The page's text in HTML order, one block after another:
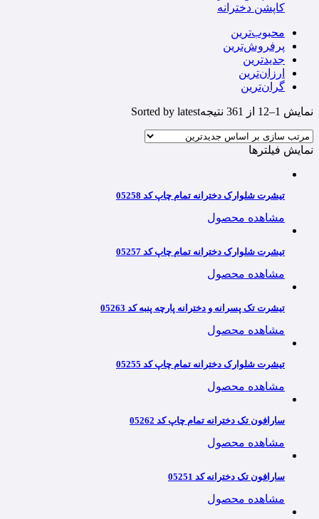
کاپشن دخترانه
محبوب‌ترین
پرفروش‌ترین
جدیدترین
ارزان‌ترین
گران‌ترین
نمایش 1–12 از 361 نتیجه Sorted by latest
نمایش فیلترها
تیشرت شلوارک دخترانه تمام چاپ کد 05258
مشاهده محصول
تیشرت شلوارک دخترانه تمام چاپ کد 05257
مشاهده محصول
تیشرت تک پسرانه و دخترانه پارچه پنبه کد 05263
مشاهده محصول
تیشرت شلوارک دخترانه تمام چاپ کد 05255
مشاهده محصول
سارافون تک دخترانه تمام چاپ کد 05262
مشاهده محصول
سارافون تک دخترانه کد 05251
مشاهده محصول